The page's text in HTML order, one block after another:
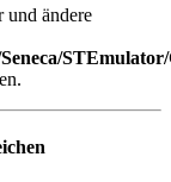
und ändere